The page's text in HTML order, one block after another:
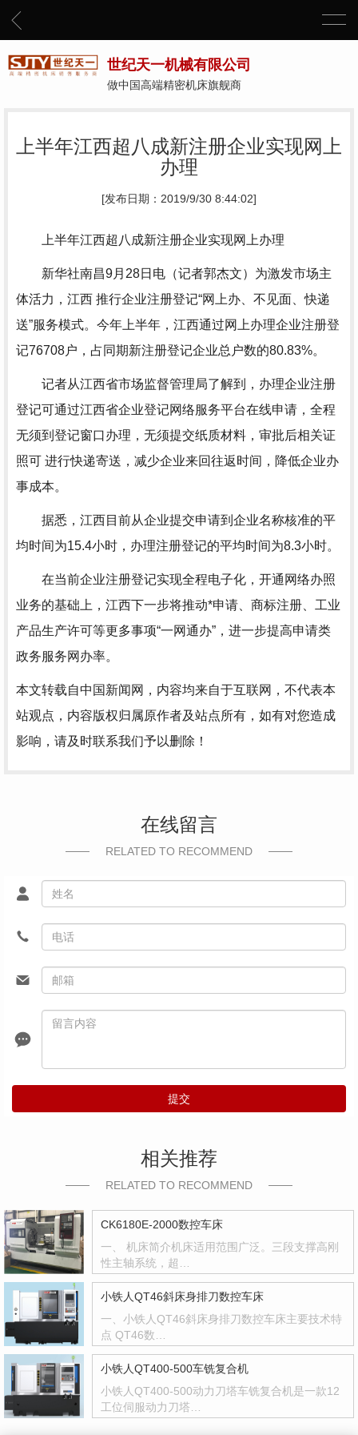
世纪天一机械有限公司
做中国高端精密机床旗舰商
上半年江西超八成新注册企业实现网上
办理
[发布日期：2019/9/30 8:44:02]
上半年江西超八成新注册企业实现网上办理
新华社南昌9月28日电（记者郭杰文）为激发市场主
体活力，江西 推行企业注册登记“网上办、不见面、快递
送”服务模式。今年上半年，江西通过网上办理企业注册登
记76708户，占同期新注册登记企业总户数的80.83%。
记者从江西省市场监督管理局了解到，办理企业注册
登记可通过江西省企业登记网络服务平台在线申请，全程
无须到登记窗口办理，无须提交纸质材料，审批后相关证
照可 进行快递寄送，减少企业来回往返时间，降低企业办
事成本。
据悉，江西目前从企业提交申请到企业名称核准的平
均时间为15.4小时，办理注册登记的平均时间为8.3小时。
在当前企业注册登记实现全程电子化，开通网络办照
业务的基础上，江西下一步将推动*申请、商标注册、工业
产品生产许可等更多事项“一网通办”，进一步提高申请类
政务服务网办率。
本文转载自中国新闻网，内容均来自于互联网，不代表本
站观点，内容版权归属原作者及站点所有，如有对您造成
影响，请及时联系我们予以删除！
在线留言
RELATED TO RECOMMEND
提交
相关推荐
RELATED TO RECOMMEND
CK6180E-2000数控车床
一、 机床简介机床适用范围广泛。三段支撑高刚
性主轴系统，超…
小铁人QT46斜床身排刀数控车床
一、小铁人QT46斜床身排刀数控车床主要技术特
点 QT46数…
小铁人QT400-500车铣复合机
小铁人QT400-500动力刀塔车铣复合机是一款12
工位伺服动力刀塔…